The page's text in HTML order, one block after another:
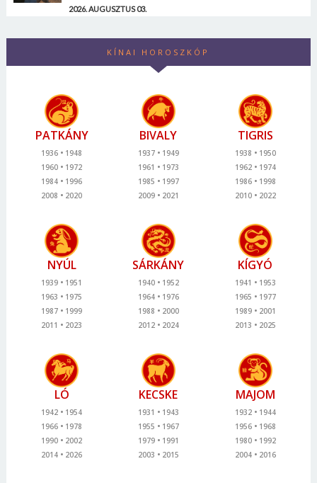
2026. AUGUSZTUS 03.
KÍNAI HOROSZKÓP
PATKÁNY
1936
1948
1960
1972
1984
1996
2008
2020
BIVALY
1937
1949
1961
1973
1985
1997
2009
2021
TIGRIS
1938
1950
1962
1974
1986
1998
2010
2022
NYÚL
1939
1951
1963
1975
1987
1999
2011
2023
SÁRKÁNY
1940
1952
1964
1976
1988
2000
2012
2024
KÍGYÓ
1941
1953
1965
1977
1989
2001
2013
2025
LÓ
1942
1954
1966
1978
1990
2002
2014
2026
KECSKE
1931
1943
1955
1967
1979
1991
2003
2015
MAJOM
1932
1944
1956
1968
1980
1992
2004
2016